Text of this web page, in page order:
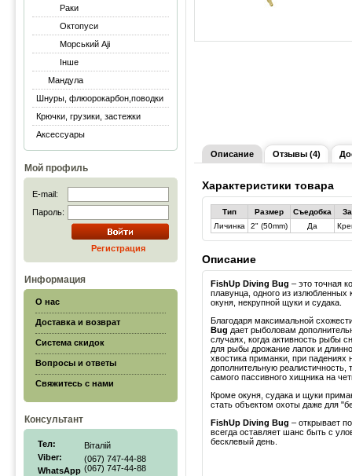
Раки
Октопуси
Морський Aji
Інше
Мандула
Шнуры, флюорокарбон,поводки
Крючки, грузики, застежки
Аксессуары
Мой профиль
E-mail:
Пароль:
Регистрация
Информация
О нас
Доставка и возврат
Система скидок
Вопросы и ответы
Свяжитесь с нами
Консультант
Тел:
Viber:
WhatsApp
Віталій
(067) 747-44-88
(067) 747-44-88
Описание Отзывы (4)
Характеристики товара
Тип Размер Съедобка
Личинка
2" (50mm) Да
Описание
FishUp Diving Bug – это точная
плавунца, одного из излюбленных
окуня, некрупной щуки и судака.
Благодаря максимальной
Bug дает рыболовам
случаях, когда активность рыбы
для рыбы дрожание лапок и
хвостика приманки, при падениях
дополнительную
самого пассивного хищника на
Кроме окуня, судака и щуки
стать объектом охоты даже для
FishUp Diving Bug – открывает
всегда оставляет шанс быть с
бесклевый день.